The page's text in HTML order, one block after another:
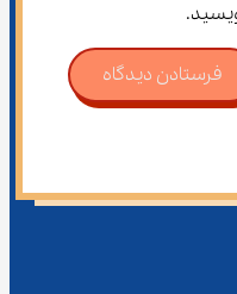
فرستادن دیدگاه